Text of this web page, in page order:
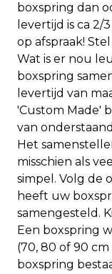
boxspring dan
levertijd is ca 2/
op afspraak!
Wat is er nou
boxspring
levertijd van
'Custom Made'
van
Het
misschien als
simpel. Volg de
heeft uw
samengesteld.
Een boxspring
(70, 80 of 90
boxspring